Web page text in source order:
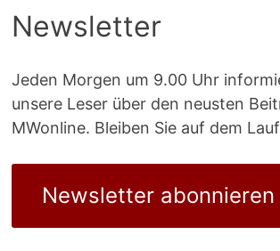
Newsletter
Jeden Morgen um 9.00 Uhr
unsere Leser über den neusten
MWonline. Bleiben Sie auf dem
Newsletter abonnieren